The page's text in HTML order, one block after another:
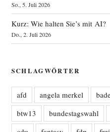
So., 5. Juli 2026
Kurz: Wie halten Sie’s mit AI?
Do., 2. Juli 2026
SCHLAGWÖRTER
afd angela merkel
btw13
bundestagswahl